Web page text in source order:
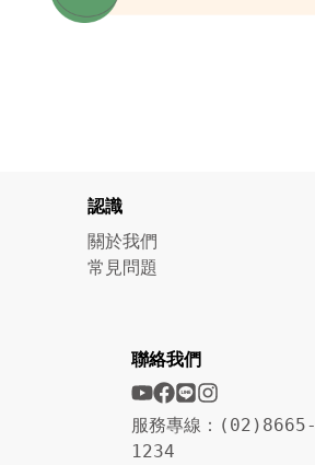
認識
關於我們
常見問題
聯絡我們
服務專線：(02)8665-
1234